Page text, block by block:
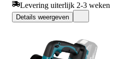
Levering uiterlijk 2-3 weken
Details weergeven